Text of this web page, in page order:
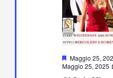
Segnalati
Maggio 25,
Maggio 25, 2025